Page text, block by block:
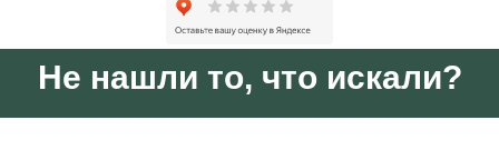
Не нашли то, что искали?